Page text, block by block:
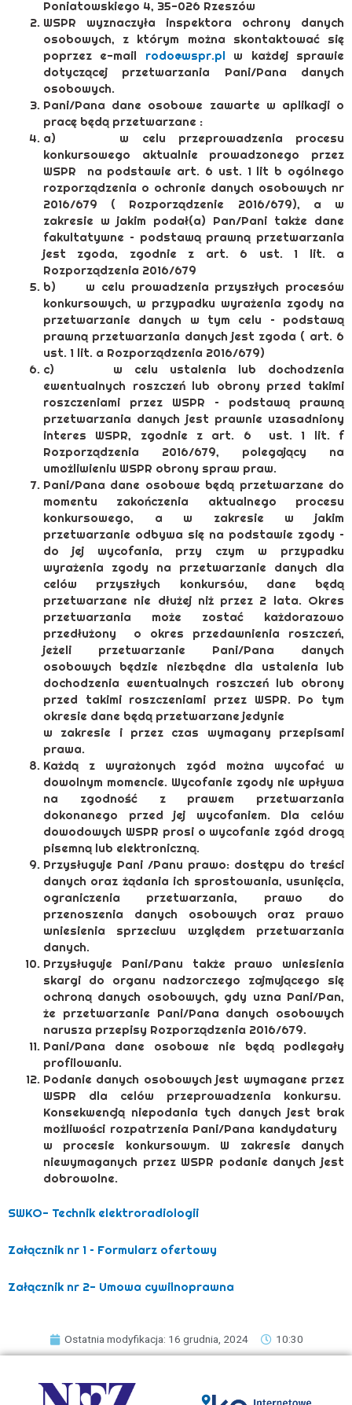
Poniatowskiego 4, 35-026 Rzeszów
WSPR wyznaczyła inspektora ochrony danych
osobowych, z którym można skontaktować się
poprzez e-mail rodo@wspr.pl w każdej sprawie
dotyczącej przetwarzania Pani/Pana danych
osobowych.
Pani/Pana dane osobowe zawarte w aplikacji o
pracę będą przetwarzane :
a) w celu przeprowadzenia procesu
konkursowego aktualnie prowadzonego przez
WSPR na podstawie art. 6 ust. 1 lit b ogólnego
rozporządzenia o ochronie danych osobowych nr
2016/679 ( Rozporządzenie 2016/679), a w
zakresie w jakim podał(a) Pan/Pani także dane
fakultatywne – podstawą prawną przetwarzania
jest zgoda, zgodnie z art. 6 ust. 1 lit. a
Rozporządzenia 2016/679
b) w celu prowadzenia przyszłych procesów
konkursowych, w przypadku wyrażenia zgody na
przetwarzanie danych w tym celu – podstawą
prawną przetwarzania danych jest zgoda ( art. 6
ust. 1 lit. a Rozporządzenia 2016/679)
c) w celu ustalenia lub dochodzenia
ewentualnych roszczeń lub obrony przed takimi
roszczeniami przez WSPR – podstawą prawną
przetwarzania danych jest prawnie uzasadniony
interes WSPR, zgodnie z art. 6 ust. 1 lit. f
Rozporządzenia 2016/679, polegający na
umożliwieniu WSPR obrony spraw praw.
Pani/Pana dane osobowe będą przetwarzane do
momentu zakończenia aktualnego procesu
konkursowego, a w zakresie w jakim
przetwarzanie odbywa się na podstawie zgody –
do jej wycofania, przy czym w przypadku
wyrażenia zgody na przetwarzanie danych dla
celów przyszłych konkursów, dane będą
przetwarzane nie dłużej niż przez 2 lata. Okres
przetwarzania może zostać każdorazowo
przedłużony o okres przedawnienia roszczeń,
jeżeli przetwarzanie Pani/Pana danych
osobowych będzie niezbędne dla ustalenia lub
dochodzenia ewentualnych roszczeń lub obrony
przed takimi roszczeniami przez WSPR. Po tym
okresie dane będą przetwarzane jedynie
w zakresie i przez czas wymagany przepisami
prawa.
Każdą z wyrażonych zgód można wycofać w
dowolnym momencie. Wycofanie zgody nie wpływa
na zgodność z prawem przetwarzania
dokonanego przed jej wycofaniem. Dla celów
dowodowych WSPR prosi o wycofanie zgód drogą
pisemną lub elektroniczną.
Przysługuje Pani /Panu prawo: dostępu do treści
danych oraz żądania ich sprostowania, usunięcia,
ograniczenia przetwarzania, prawo do
przenoszenia danych osobowych oraz prawo
wniesienia sprzeciwu względem przetwarzania
danych.
Przysługuje Pani/Panu także prawo wniesienia
skargi do organu nadzorczego zajmującego się
ochroną danych osobowych, gdy uzna Pani/Pan,
że przetwarzanie Pani/Pana danych osobowych
narusza przepisy Rozporządzenia 2016/679.
Pani/Pana dane osobowe nie będą podlegały
profilowaniu.
Podanie danych osobowych jest wymagane przez
WSPR dla celów przeprowadzenia konkursu.
Konsekwencją niepodania tych danych jest brak
możliwości rozpatrzenia Pani/Pana kandydatury
w procesie konkursowym. W zakresie danych
niewymaganych przez WSPR podanie danych jest
dobrowolne.
SWKO- Technik elektroradiologii
Załącznik nr 1 – Formularz ofertowy
Załącznik nr 2- Umowa cywilnoprawna
Ostatnia modyfikacja: 16 grudnia, 2024 10:30